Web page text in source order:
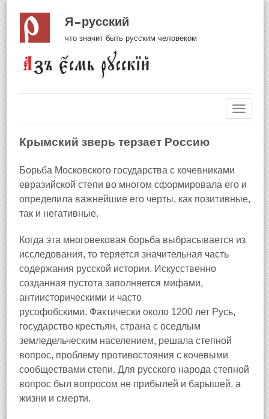
Я русский
что значит быть русским человеком
Крымский зверь терзает Россию
Борьба Московского государства с кочевниками
евразийской степи во многом сформировала его и
определила важнейшие его черты, как позитивные,
так и негативные.
Когда эта многовековая борьба выбрасывается из
исследования, то теряется значительная часть
содержания русской истории. Искусственно
созданная пустота заполняется мифами,
антиисторическими и часто
русофобскими. Фактически около 1200 лет Русь,
государство крестьян, страна с оседлым
земледельческим населением, решала степной
вопрос, проблему противостояния с кочевыми
сообществами степи. Для русского народа степной
вопрос был вопросом не прибылей и барышей, а
жизни и смерти.